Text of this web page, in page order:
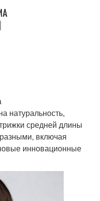
натуральность,
средней длины
включая
инновационные